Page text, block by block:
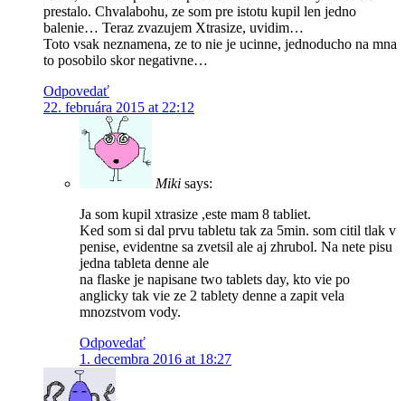
prestalo. Chvalabohu, ze som pre istotu kupil len jedno
balenie… Teraz zvazujem Xtrasize, uvidim…
Toto vsak neznamena, ze to nie je ucinne, jednoducho na mna
to posobilo skor negativne…
Odpovedať
22. februára 2015 at 22:12
Miki says:
Ja som kupil xtrasize ,este mam 8 tabliet.
Ked som si dal prvu tabletu tak za 5min. som citil tlak v
penise, evidentne sa zvetsil ale aj zhrubol. Na nete pisu
jedna tableta denne ale
na flaske je napisane two tablets day, kto vie po
anglicky tak vie ze 2 tablety denne a zapit vela
mnozstvom vody.
Odpovedať
1. decembra 2016 at 18:27